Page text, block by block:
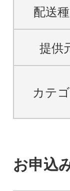
配送種
提供
カテ
お申込